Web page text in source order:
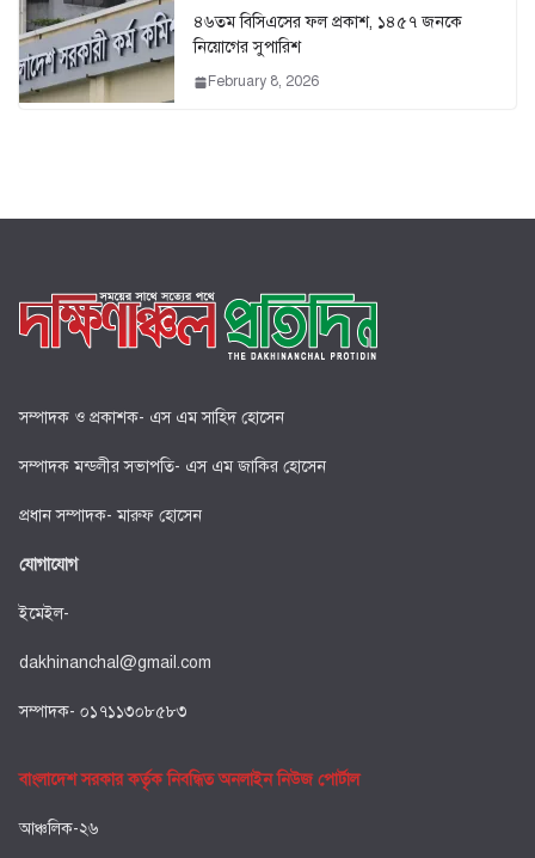
৪৬তম বিসিএসের ফল প্রকাশ, ১৪৫৭ জনকে
নিয়োগের সুপারিশ
February 8, 2026
সম্পাদক ও প্রকাশক- এস এম সাহিদ হোসেন
সম্পাদক মন্ডলীর সভাপতি- এস এম জাকির হোসেন
প্রধান সম্পাদক- মারুফ হোসেন
যোগাযোগ
ইমেইল-
dakhinanchal@gmail.com
সম্পাদক- ০১৭১১৩০৮৫৮৩
বাংলাদেশ সরকার কর্তৃক নিবন্ধিত অনলাইন নিউজ পোর্টাল
আঞ্চলিক-২৬